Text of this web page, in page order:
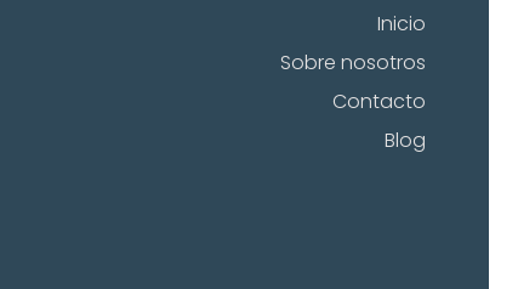
Inicio
Sobre nosotros
Contacto
Blog